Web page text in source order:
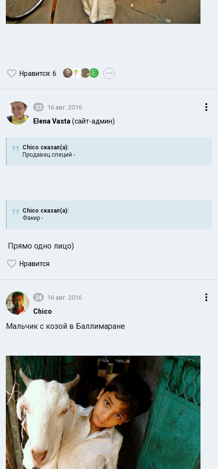
Нравится: 6 E •••
23 16 авг. 2016
Elena Vasta (сайт-админ)
Chico сказал(а):
Продавец специй -
Chico сказал(а):
Факир -
Прямо одно лицо)
Нравится
24 16 авг. 2016
Chico
Мальчик с козой в Баллимаране